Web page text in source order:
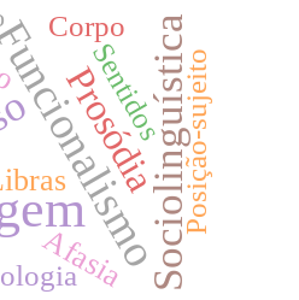
Sociolinguística
Prosódia
Afasia
Posição-sujeito
Sentidos
Corpo